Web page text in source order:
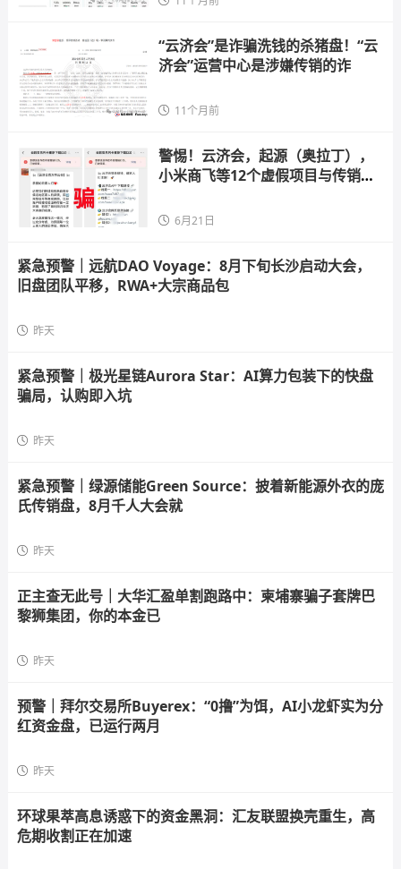
“云济会”是诈骗洗钱的杀猪盘！“云
济会”运营中心是涉嫌传销的诈
11个月前
警惕！云济会，起源（奥拉丁），
小米商飞等12个虚假项目与传销组
6月21日
紧急预警｜远航DAO Voyage：8月下旬长沙启动大会，
旧盘团队平移，RWA+大宗商品包
昨天
紧急预警｜极光星链Aurora Star：AI算力包装下的快盘
骗局，认购即入坑
昨天
紧急预警｜绿源储能Green Source：披着新能源外衣的庞
氏传销盘，8月千人大会就
昨天
正主查无此号｜大华汇盈单割跑路中：柬埔寨骗子套牌巴
黎狮集团，你的本金已
昨天
预警｜拜尔交易所Buyerex：“0撸”为饵，AI小龙虾实为分
红资金盘，已运行两月
昨天
环球果萃高息诱惑下的资金黑洞：汇友联盟换壳重生，高
危期收割正在加速